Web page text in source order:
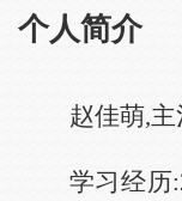
个人简介
赵佳萌,主
学习经历